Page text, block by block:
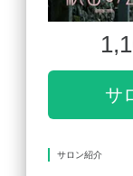
サ
サロン紹介